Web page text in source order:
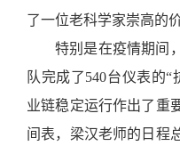
了一位老科学家崇高的
特别是在疫情期间
队完成了540台仪表的“
业链稳定运行作出了重
间表，梁汉老师的日程